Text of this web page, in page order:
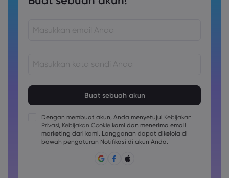
Kata sandi harus berisi setidaknya 1 karakter huruf besar
Kata sandi harus berisi setidaknya 1 karakter huruf kecil
Sandi harus berisi ~!@#£%^&amp;*()_-+=:;&lt;&gt;{,[]?,.
Dengan membuat akun, Anda menyetujui Kebijakan
Privasi, Kebijakan Cookie kami dan menerima email
marketing dari kami. Langganan dapat dikelola di
bawah pengaturan Notifikasi di akun Anda.